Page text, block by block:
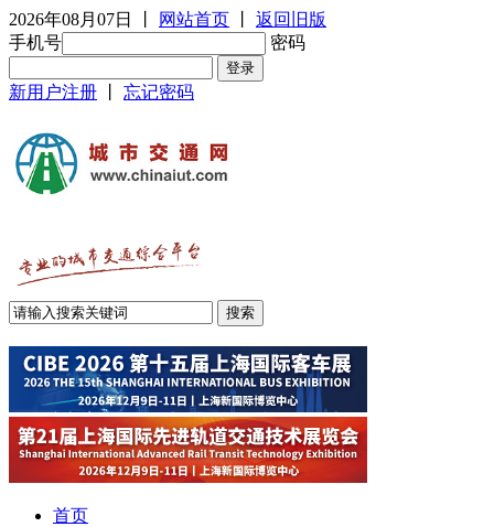
2026年08月07日 网站首页
返回旧版
手机号
密码
新用户注册 忘记密码
首页